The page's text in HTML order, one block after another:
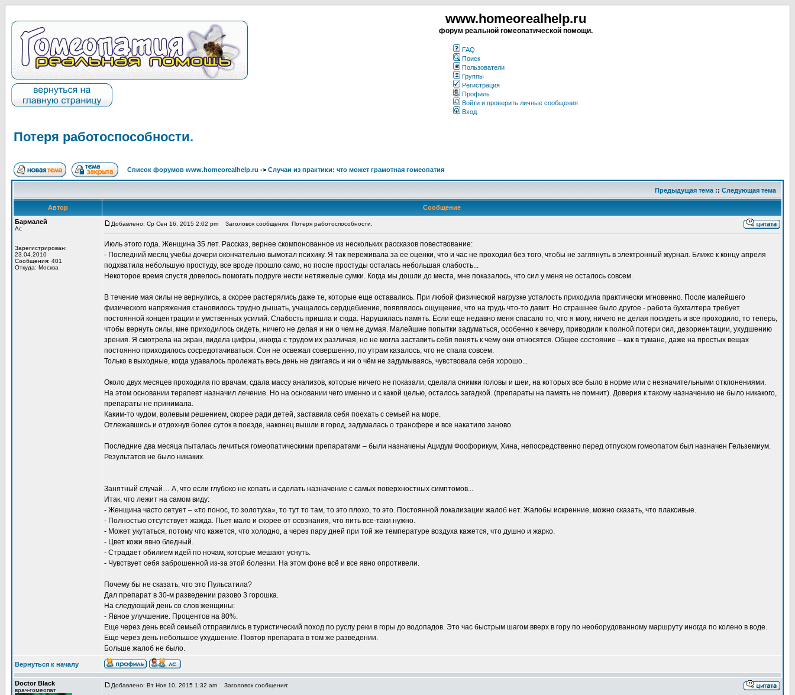
www.homeorealhelp.ru
форум реальной гомеопатической помощи.
FAQ
Поиск
Пользователи
Группы
Регистрация
Профиль
Войти и проверить личные сообщения
Вход
Потеря работоспособности.
Список форумов www.homeorealhelp.ru -> Случаи из практики: что может грамотная гомеопатия
Предыдущая тема :: Следующая тема
Автор
Сообщение
Бармалей
Ас
Зарегистрирован:
23.04.2010
Сообщения: 401
Откуда: Москва
Добавлено: Ср Сен 16, 2015 2:02 pm Заголовок сообщения: Потеря работоспособности.
Июль этого года. Женщина 35 лет. Рассказ, вернее скомпонованное из нескольких рассказов повествование:
- Последний месяц учебы дочери окончательно вымотал психику. Я так переживала за ее оценки, что и час не проходил без того, чтобы не заглянуть в электронный журнал. Ближе к концу апреля
подхватила небольшую простуду, все вроде прошло само, но после простуды осталась небольшая слабость...
Некоторое время спустя довелось помогать подруге нести нетяжелые сумки. Когда мы дошли до места, мне показалось, что сил у меня не осталось совсем.
В течение мая силы не вернулись, а скорее растерялись даже те, которые еще оставались. При любой физической нагрузке усталость приходила практически мгновенно. После малейшего
физического напряжения становилось трудно дышать, учащалось сердцебиение, появлялось ощущение, что на грудь что-то давит. Но страшнее было другое - работа бухгалтера требует
постоянной концентрации и умственных усилий. Слабость пришла и сюда. Нарушилась память. Если еще недавно меня спасало то, что я могу, ничего не делая посидеть и все проходило, то теперь,
чтобы вернуть силы, мне приходилось сидеть, ничего не делая и ни о чем не думая. Малейшие попытки задуматься, особенно к вечеру, приводили к полной потери сил, дезориентации, ухудшению
зрения. Я смотрела на экран, видела цифры, иногда с трудом их различая, но не могла заставить себя понять к чему они относятся. Общее состояние – как в тумане, даже на простых вещах
постоянно приходилось сосредотачиваться. Сон не освежал совершенно, по утрам казалось, что не спала совсем.
Только в выходные, когда удавалось пролежать весь день не двигаясь и ни о чём не задумываясь, чувствовала себя хорошо...
Около двух месяцев проходила по врачам, сдала массу анализов, которые ничего не показали, сделала снимки головы и шеи, на которых все было в норме или с незначительными отклонениями.
На этом основании терапевт назначил лечение. Но на основании чего именно и с какой целью, осталось загадкой. (препараты на память не помнит). Доверия к такому назначению не было никакого,
препараты не принимала.
Каким-то чудом, волевым решением, скорее ради детей, заставила себя поехать с семьей на море.
Отлежавшись и отдохнув более суток в поезде, наконец вышли в город, задумалась о трансфере и все накатило заново.
Последние два месяца пыталась лечиться гомеопатическими препаратами – были назначены Ацидум Фосфорикум, Хина, непосредственно перед отпуском гомеопатом был назначен Гельземиум.
Результатов не было никаких.
Занятный случай… А, что если глубоко не копать и сделать назначение с самых поверхностных симптомов...
Итак, что лежит на самом виду:
- Женщина часто сетует – «то понос, то золотуха», то тут то там, то это плохо, то это. Постоянной локализации жалоб нет. Жалобы искренние, можно сказать, что плаксивые.
- Полностью отсутствует жажда. Пьет мало и скорее от осознания, что пить все-таки нужно.
- Может укутаться, потому что кажется, что холодно, а через пару дней при той же температуре воздуха кажется, что душно и жарко.
- Цвет кожи явно бледный.
- Страдает обилием идей по ночам, которые мешают уснуть.
- Чувствует себя заброшенной из-за этой болезни. На этом фоне всё и все явно опротивели.
Почему бы не сказать, что это Пульсатила?
Дал препарат в 30-м разведении разово 3 горошка.
На следующий день со слов женщины:
- Явное улучшение. Процентов на 80%.
Еще через день всей семьей отправились в туристический поход по руслу реки в горы до водопадов. Это час быстрым шагом вверх в гору по необорудованному маршруту иногда по колено в воде.
Еще через день небольшое ухудшение. Повтор препарата в том же разведении.
Больше жалоб не было.
Вернуться к началу
Doctor Black
врач-гомеопат
Добавлено: Вт Ноя 10, 2015 1:32 am Заголовок сообщения: